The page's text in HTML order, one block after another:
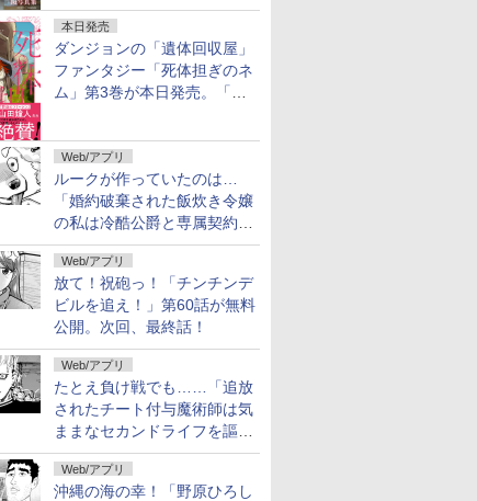
本日発売
ダンジョンの「遺体回収屋」
ファンタジー「死体担ぎのネ
ム」第3巻が本日発売。「フ
Web/アプリ
ルークが作っていたのは…
「婚約破棄された飯炊き令嬢
の私は冷酷公爵と専属契約し
ました」の「おまけ24」が無
料公開
Web/アプリ
放て！祝砲っ！「チンチンデ
ビルを追え！」第60話が無料
公開。次回、最終話！
Web/アプリ
たとえ負け戦でも……「追放
されたチート付与魔術師は気
ままなセカンドライフを謳歌
する。」第92話が無料公開。
2人の忠臣
Web/アプリ
沖縄の海の幸！「野原ひろし